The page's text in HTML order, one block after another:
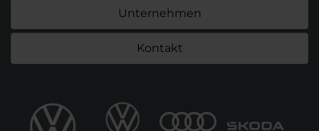
Unternehmen
Kontakt